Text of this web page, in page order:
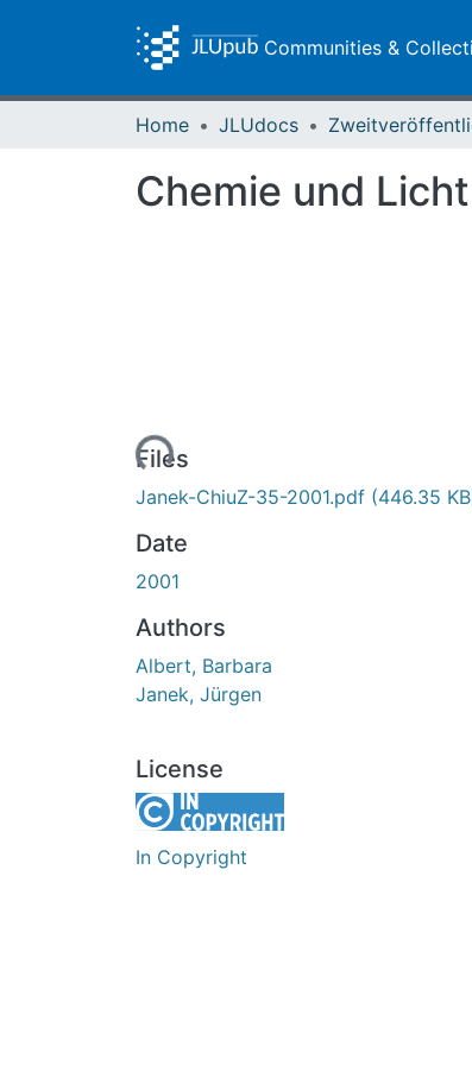
Communities &
Home JLUdocs
Chemie und
Loading...
Files
Janek-ChiuZ-35-2001.pdf (446.35
Date
2001
Authors
Albert, Barbara
Janek, Jürgen
License
In Copyright